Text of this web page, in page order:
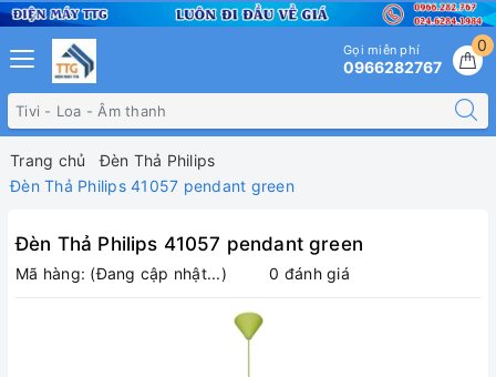
0
Gọi miễn phí
0966282767
Trang chủ
Đèn Thả Philips
Đèn Thả Philips 41057 pendant green
Đèn Thả Philips 41057 pendant green
Mã hàng: (Đang cập nhật...) 0 đánh giá